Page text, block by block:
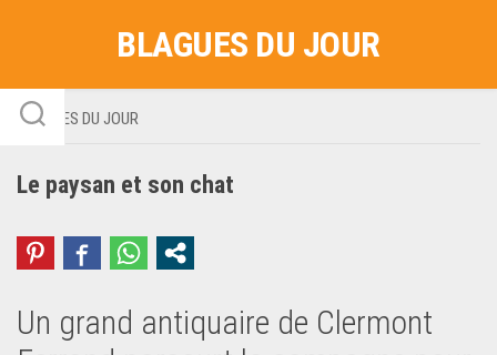
BLAGUES DU JOUR
BLAGUES DU JOUR
Le paysan et son chat
Un grand antiquaire de Clermont